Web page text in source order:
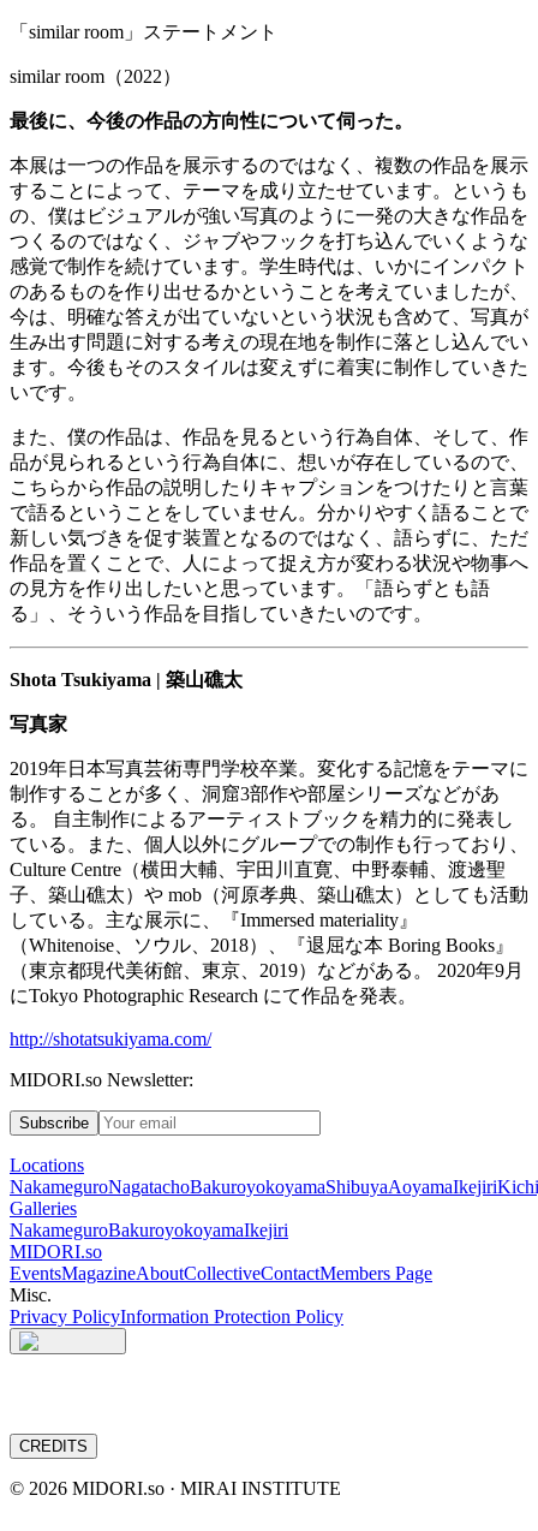
「 similar room 」ステートメント
similar room （2022）
最後に、今後の作品の方向性について伺った。
本展は一つの作品を展示するのではなく、複数の作品を展示
することによって、テーマを成り立たせています。というも
の、僕はビジュアルが強い写真のように一発の大きな作品を
つくるのではなく、ジャブやフックを打ち込んでいくような
感覚で制作を続けています。学生時代は、いかにインパクト
のあるものを作り出せるかということを考えていましたが、
今は、明確な答えが出ていないという状況も含めて、写真が
生み出す問題に対する考えの現在地を制作に落とし込んでい
ます。今後もそのスタイルは変えずに着実に制作していきた
いです。
また、僕の作品は、作品を見るという行為自体、そして、作
品が見られるという行為自体に、想いが存在しているので、
こちらから作品の説明したりキャプションをつけたりと言葉
で語るということをしていません。分かりやすく語ることで
新しい気づきを促す装置となるのではなく、語らずに、ただ
作品を置くことで、人によって捉え方が変わる状況や物事へ
の見方を作り出したいと思っています。「語らずとも語
る」、そういう作品を目指していきたいのです。
Shota Tsukiyama | 築山礁太
写真家
2019年日本写真芸術専門学校卒業。変化する記憶をテーマに
制作することが多く、洞窟3部作や部屋シリーズなどがあ
る。
自主制作によるアーティストブックを精力的に発表し
ている。また、個人以外にグループでの制作も行っており、
Culture Centre （横田大輔、宇田川直寛、中野泰輔、渡邊聖
子、築山礁太）や mob （河原孝典、築山礁太）としても活動
している。主な展示に、『Immersed materiality 』
（Whitenoise 、ソウル、 2018）、『退屈な本 Boring Books 』
（東京都現代美術館、東京、 2019）などがある。 2020年9月
にTokyo Photographic Research にて作品を発表。
http://shotatsukiyama.com/
MIDORI.so Newsletter:
Subscribe
Locations
NakameguroNagatachoBakuroyokoyamaShibuyaAoyamaIkejiri
Galleries
NakameguroBakuroyokoyamaIkejiri
MIDORI.so
EventsMagazineAboutCollectiveContactMembers Page
Misc.
Privacy PolicyInformation Protection Policy
CREDITS
© 2026 MIDORI.so · MIRAI INSTITUTE